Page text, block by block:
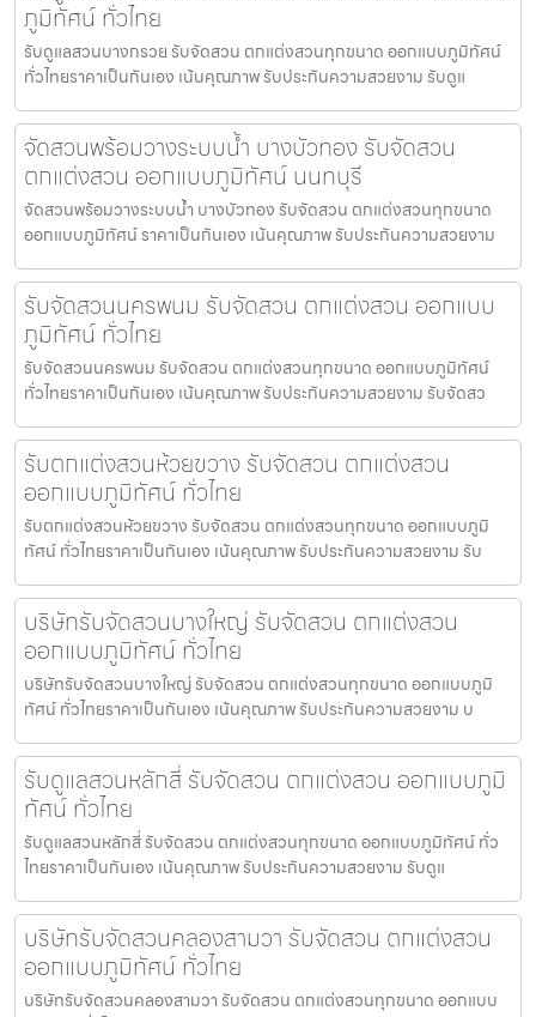
ภูมิทัศน์ ทั่วไทย
รับดูแลสวนบางกรวย รับจัดสวน ตกแต่งสวนทุกขนาด ออกแบบภูมิทัศน์
ทั่วไทยราคาเป็นกันเอง เน้นคุณภาพ รับประกันความสวยงาม รับดูแ
จัดสวนพร้อมวางระบบน้ำ บางบัวทอง รับจัดสวน
ตกแต่งสวน ออกแบบภูมิทัศน์ นนทบุรี
จัดสวนพร้อมวางระบบน้ำ บางบัวทอง รับจัดสวน ตกแต่งสวนทุกขนาด
ออกแบบภูมิทัศน์ ราคาเป็นกันเอง เน้นคุณภาพ รับประกันความสวยงาม
รับจัดสวนนครพนม รับจัดสวน ตกแต่งสวน ออกแบบ
ภูมิทัศน์ ทั่วไทย
รับจัดสวนนครพนม รับจัดสวน ตกแต่งสวนทุกขนาด ออกแบบภูมิทัศน์
ทั่วไทยราคาเป็นกันเอง เน้นคุณภาพ รับประกันความสวยงาม รับจัดสว
รับตกแต่งสวนห้วยขวาง รับจัดสวน ตกแต่งสวน
ออกแบบภูมิทัศน์ ทั่วไทย
รับตกแต่งสวนห้วยขวาง รับจัดสวน ตกแต่งสวนทุกขนาด ออกแบบภูมิ
ทัศน์ ทั่วไทยราคาเป็นกันเอง เน้นคุณภาพ รับประกันความสวยงาม รับ
บริษัทรับจัดสวนบางใหญ่ รับจัดสวน ตกแต่งสวน
ออกแบบภูมิทัศน์ ทั่วไทย
บริษัทรับจัดสวนบางใหญ่ รับจัดสวน ตกแต่งสวนทุกขนาด ออกแบบภูมิ
ทัศน์ ทั่วไทยราคาเป็นกันเอง เน้นคุณภาพ รับประกันความสวยงาม บ
รับดูแลสวนหลักสี่ รับจัดสวน ตกแต่งสวน ออกแบบภูมิ
ทัศน์ ทั่วไทย
รับดูแลสวนหลักสี่ รับจัดสวน ตกแต่งสวนทุกขนาด ออกแบบภูมิทัศน์ ทั่ว
ไทยราคาเป็นกันเอง เน้นคุณภาพ รับประกันความสวยงาม รับดูแ
บริษัทรับจัดสวนคลองสามวา รับจัดสวน ตกแต่งสวน
ออกแบบภูมิทัศน์ ทั่วไทย
บริษัทรับจัดสวนคลองสามวา รับจัดสวน ตกแต่งสวนทุกขนาด ออกแบบ